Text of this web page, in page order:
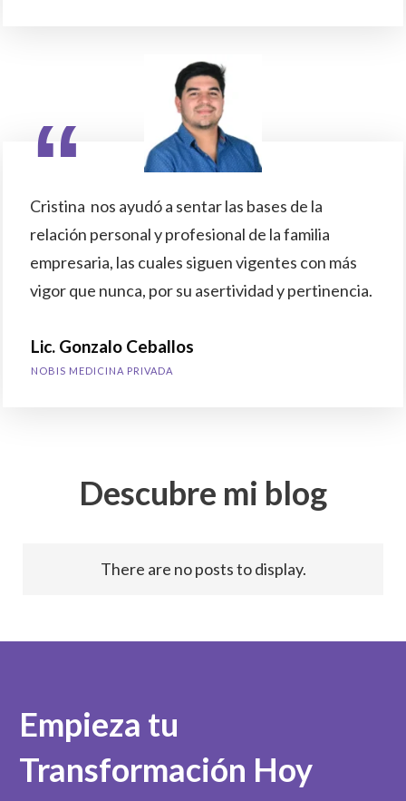
“
Cristina nos ayudó a sentar las bases de la
relación personal y profesional de la familia
empresaria, las cuales siguen vigentes con más
vigor que nunca, por su asertividad y pertinencia.
Lic. Gonzalo Ceballos
NOBIS MEDICINA PRIVADA
Descubre mi blog
Empieza tu
Transformación Hoy